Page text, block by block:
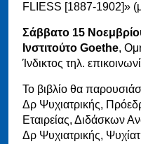
FLIESS [1887-1902]»
Σάββατο 15
Ινστιτούτο Goethe,
Ίνδικτος τηλ.
Το βιβλίο θα
Δρ Ψυχιατρικής,
Εταιρείας, Διδάσκων
Δρ Ψυχιατρικής,